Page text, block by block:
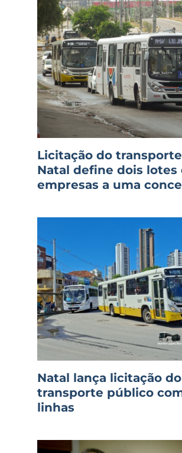
Licitação do
Natal define dois lotes
empresas a uma
Natal lança licitação do
transporte público
linhas